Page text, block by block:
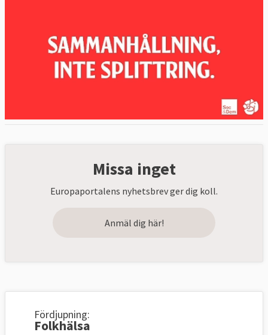
Missa inget
Europaportalens nyhetsbrev ger dig koll.
Anmäl dig här!
Fördjupning:
Folkhälsa